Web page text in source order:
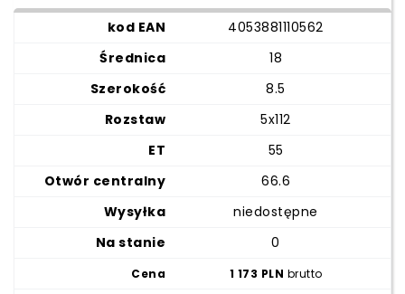
4053881110562
18
8.5
5x112
55
66.6
niedostępne
0
1 173 PLN brutto